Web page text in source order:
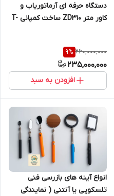
دستگاه حرفه ای آرماتوریاب و
کاور متر ZD310 ساخت کمپانی T-
260,000,000
9%
235,000,000
افزودن به سبد
انواع آینه های بازرسی فنی
تلسکوپی یا آنتنی ( نمایندگی